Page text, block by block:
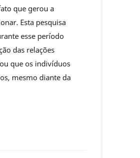
que gerou a
Esta pesquisa
esse período
das relações
que os indivíduos
mesmo diante da